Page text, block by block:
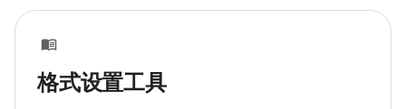
格式设置工具